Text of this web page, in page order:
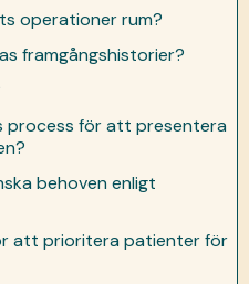
operationer rum?
framgångshistorier?
process för att presentera
behoven enligt
att prioritera patienter för